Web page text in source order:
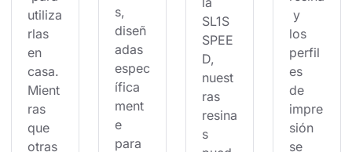
utiliza
rlas
en
casa.
Mient
ras
que
otras
s,
diseñ
adas
espec
ífica
ment
e
para
SL1S
SPEE
D,
nuest
ras
resina
s
y
los
perfil
es
de
impre
sión
se